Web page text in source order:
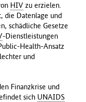
HIV zu erzielen.
die Datenlage und
schädliche Gesetze
-Dienstleistungen
Health-Ansatz
und
Finanzkrise und
sich UNAIDS